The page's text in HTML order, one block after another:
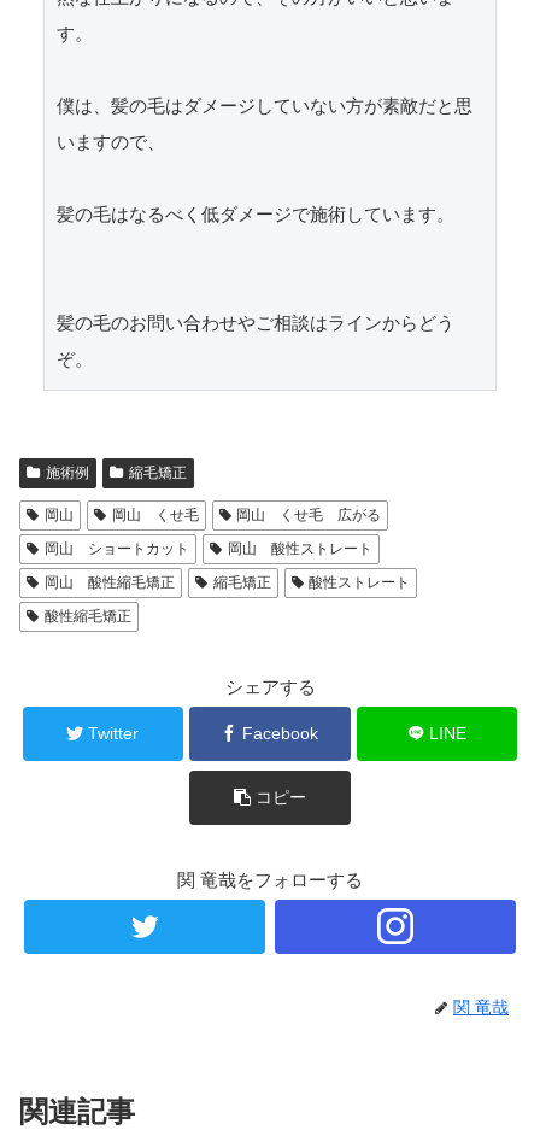
す。
僕は、髪の毛はダメージしていない方が素敵だと思
いますので、
髪の毛はなるべく低ダメージで施術しています。
髪の毛のお問い合わせやご相談はラインからどう
ぞ。
施術例 縮毛矯正
岡山 岡山 くせ毛
岡山 くせ毛 広がる
岡山 ショートカット
岡山 酸性ストレート
岡山 酸性縮毛矯正
縮毛矯正
酸性ストレート
酸性縮毛矯正
シェアする
Twitter Facebook LINE
コピー
関 竜哉をフォローする
関 竜哉
関連記事